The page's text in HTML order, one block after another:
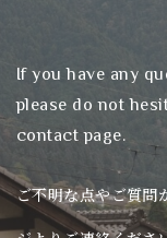
If you have any
please do not
contact page.
ご不明な点やご質問